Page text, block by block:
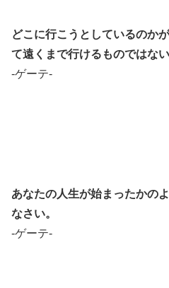
どこに行こうとしているのか
て遠くまで行けるものではない
-ゲーテ-
あなたの人生が始まったかの
なさい。
-ゲーテ-